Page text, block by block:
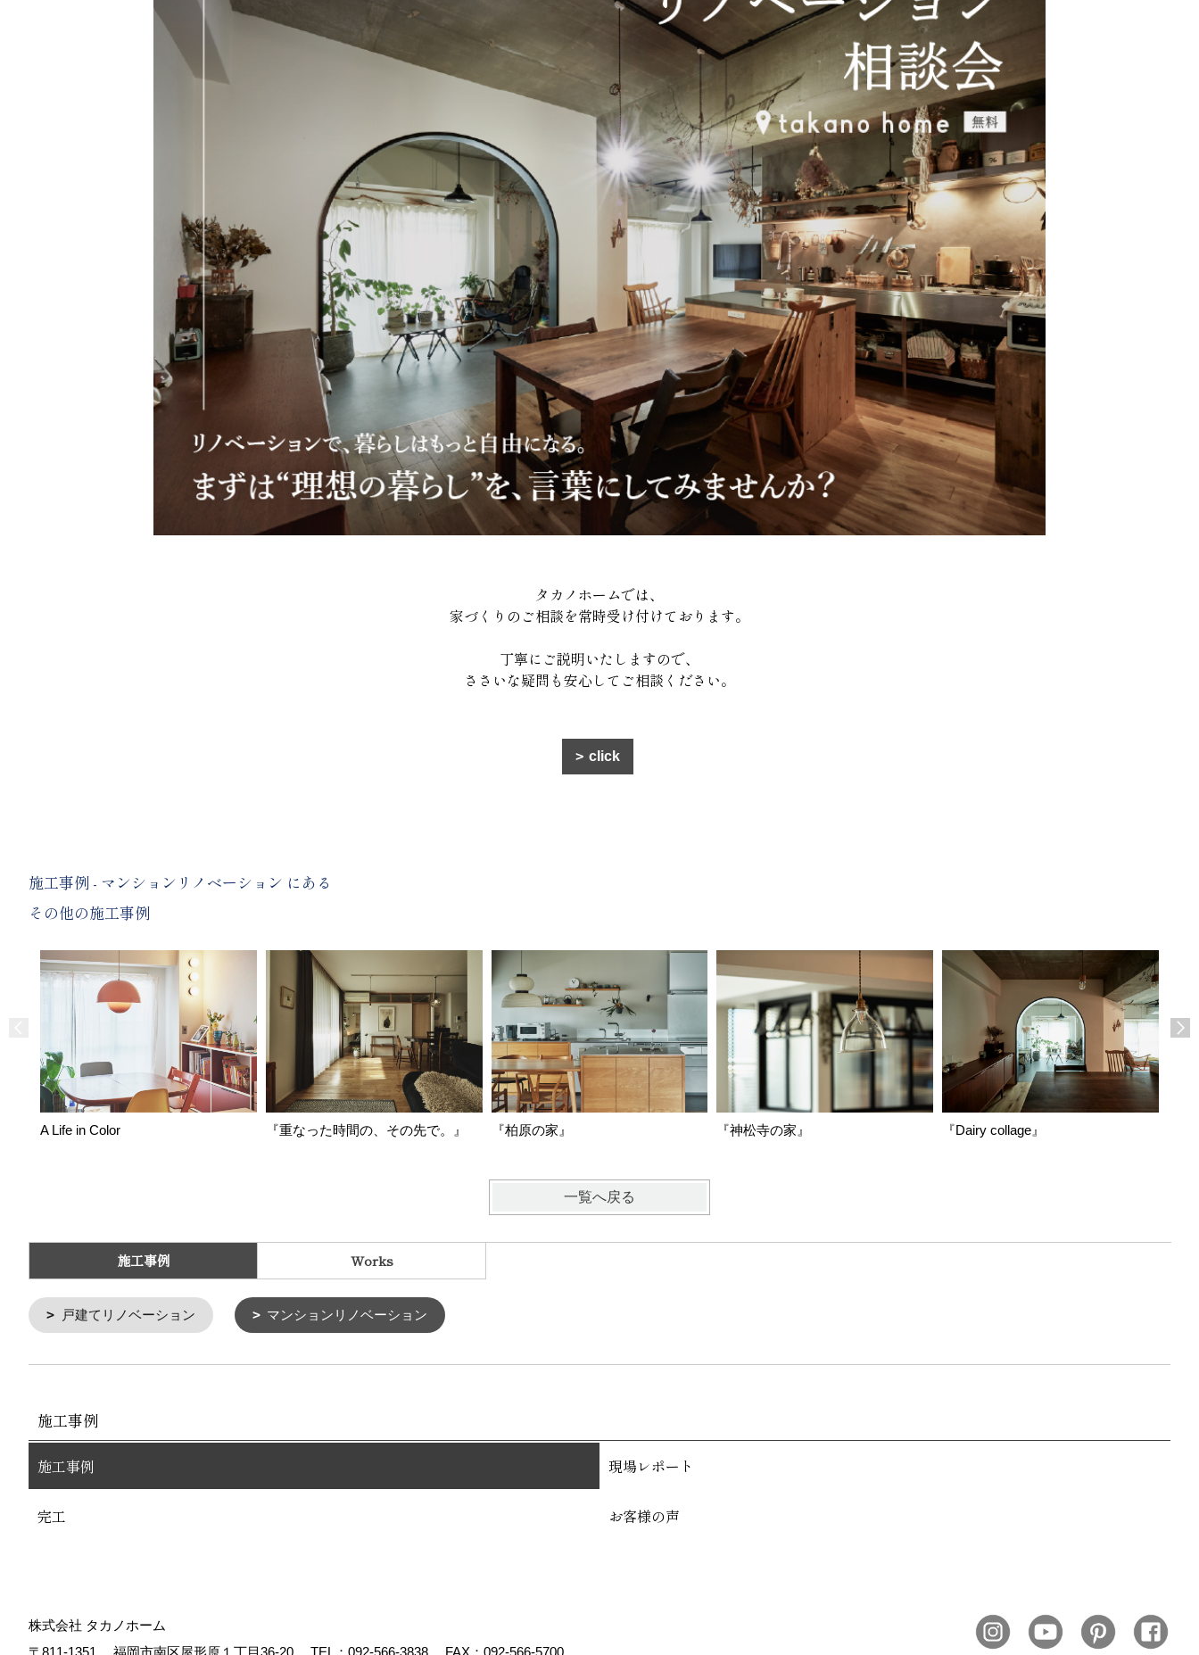
タカノホームでは、
家づくりのご相談を常時受け付けております。
丁寧にご説明いたしますので、
ささいな疑問も安心してご相談ください。
click
施工事例 - マンションリノベーション にある
その他の施工事例
A Life in Color 『重なった時間の、その先で。』 『柏原の家』 『神松寺の家』 『Dairy collage』
一覧へ戻る
施工事例 Works
戸建てリノベーション マンションリノベーション
施工事例
施工事例 現場レポート
完工 お客様の声
株式会社 タカノホーム
〒811-1351
福岡市南区屋形原１丁目36-20 TEL： 092-566-3838 FAX：092-566-5700